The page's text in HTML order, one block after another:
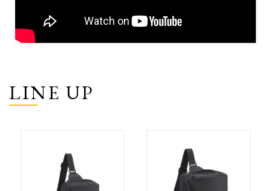
LINE UP